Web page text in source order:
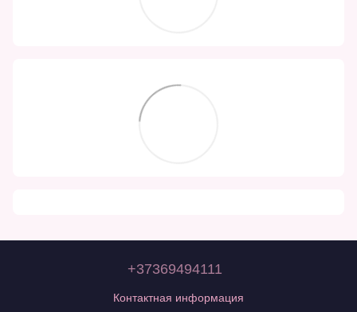
+37369494111
Контактная информация